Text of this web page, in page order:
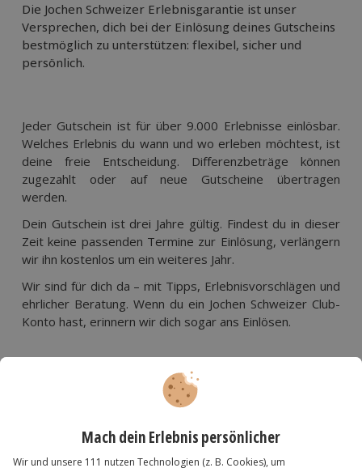
Die Jochen Schweizer Erlebnisgarantie ist unser
Versprechen, dich bei der Einlösung deines Gutscheins
bestmöglich zu unterstützen: flexibel, sicher und
persönlich.
Jeder Gutschein ist für über 9.000 Erlebnisse einlösbar.
Welches Erlebnis du wann und wo erleben möchtest, ist
deine freie Entscheidung. Differenzbeträge können
zugezahlt oder auf neue Gutscheine übertragen
werden.
Dein Gutschein ist drei Jahre gültig. Findest du in dieser
Zeit keine passenden Termine zur Einlösung, verlängern
wir ihn kostenlos um ein weiteres Jahr.
Wir sind für dich da – mit Tipps, Erlebnisvorschlägen und
ehrlicher Beratung. Wenn du ein Jochen Schweizer Club-
Konto hast, erinnern wir dich sogar ans Einlösen.
Weitere Infos zur Erlebnisgarantie findest du auf der
Erlebnis-Garantie
Nervenkitzel powered by Jochen Schweizer - Die Köpfe
hinter den Erlebnissen